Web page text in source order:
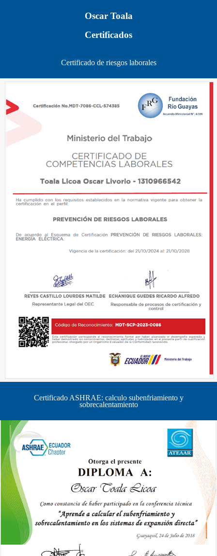
Oscar Toala
Certificados
Certificado de riesgos laborales
Certificado ASHRAE: calculo subenfriamiento y
sobrecalentamiento